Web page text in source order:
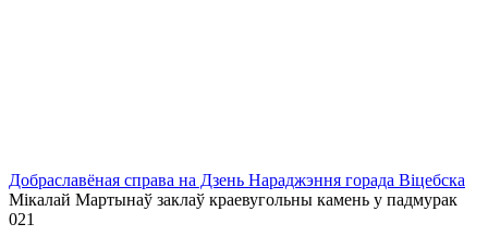
Добраславёная справа на Дзень Нараджэння горада Віцебска
Мікалай Мартынаў заклаў краевугольны камень у падмурак
021